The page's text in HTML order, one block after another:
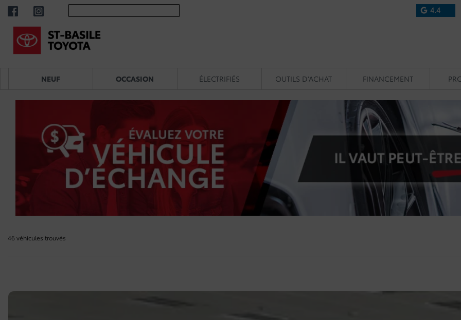
4.4
NEUF OCCASION ÉLECTRIFIÉS OUTILS D’ACHAT FINANCEMENT
46 véhicules trouvés